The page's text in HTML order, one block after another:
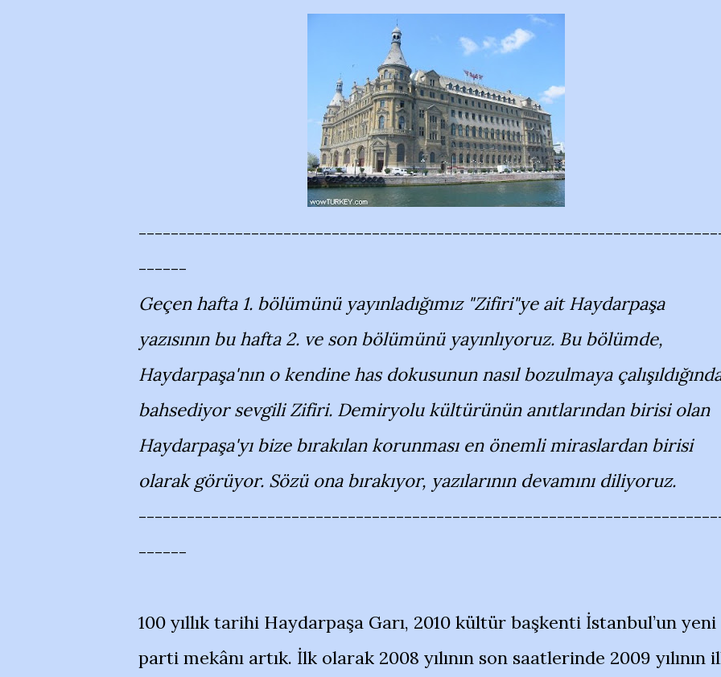
------
Geçen hafta 1. bölümünü yayınladığımız "Zifiri"ye ait Haydarpaşa
yazısının bu hafta 2. ve son bölümünü yayınlıyoruz. Bu bölümde,
Haydarpaşa'nın o kendine has dokusunun nasıl bozulmaya
bahsediyor sevgili Zifiri. Demiryolu kültürünün anıtlarından birisi olan
Haydarpaşa'yı bize bırakılan korunması en önemli miraslardan birisi
olarak görüyor. Sözü ona bırakıyor, yazılarının devamını diliyoruz.
------
100 yıllık tarihi Haydarpaşa Garı, 2010 kültür başkenti İstanbul’un yeni
parti mekânı artık. İlk olarak 2008 yılının son saatlerinde 2009 yılının